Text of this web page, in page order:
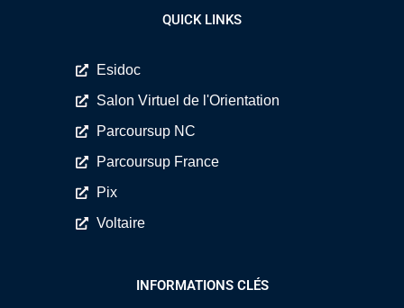
QUICK LINKS
Esidoc
Salon Virtuel de l'Orientation
Parcoursup NC
Parcoursup France
Pix
Voltaire
INFORMATIONS CLÉS